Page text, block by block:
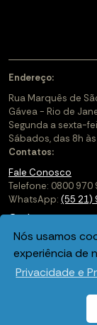
Nós usamos
experiência de
Privacidade e
Endereço:
Rua Marquês de
Gávea - Rio de
Segunda a sexta-
Sábados, das 8h
Contatos:
Fale Conosco
Telefone: 0800 970
WhatsApp: (55 21)
Cadastre-se
Soluções
Saiba mais